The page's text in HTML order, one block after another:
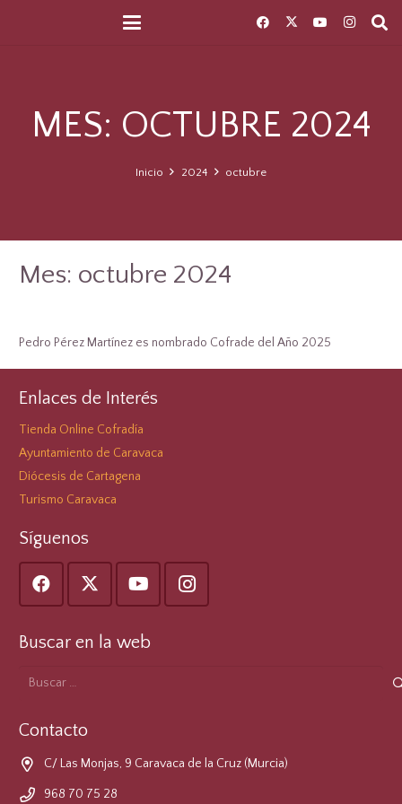
MES: OCTUBRE 2024
Inicio 2024 octubre
Mes: octubre 2024
Pedro Pérez Martínez es nombrado Cofrade del Año 2025
Enlaces de Interés
Tienda Online Cofradía
Ayuntamiento de Caravaca
Diócesis de Cartagena
Turismo Caravaca
Síguenos
Buscar en la web
Buscar:
Contacto
C/ Las Monjas, 9 Caravaca de la Cruz (Murcia)
968 70 75 28